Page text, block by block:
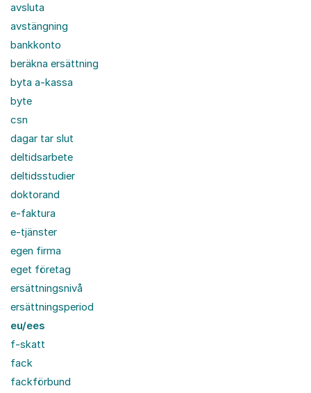
avsluta
avstängning
bankkonto
beräkna ersättning
byta a-kassa
byte
csn
dagar tar slut
deltidsarbete
deltidsstudier
doktorand
e-faktura
e-tjänster
egen firma
eget företag
ersättningsnivå
ersättningsperiod
eu/ees
f-skatt
fack
fackförbund